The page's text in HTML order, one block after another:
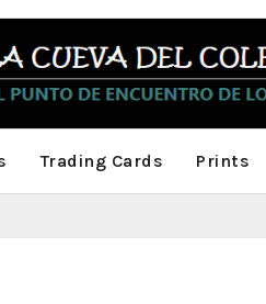
Trading Cards Prints